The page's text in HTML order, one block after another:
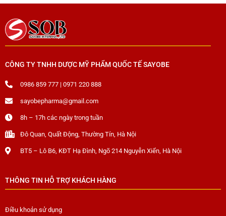
CÔNG TY TNHH DƯỢC MỸ PHẨM QUỐC TẾ SAYOBE
0986 859 777 | 0971 220 888
sayobepharma@gmail.com
8h – 17h các ngày trong tuần
Đô Quan, Quất Động, Thường Tín, Hà Nội
BT5 – Lô B6, KĐT Hạ Đình, Ngõ 214 Nguyễn Xiển, Hà Nội
THÔNG TIN HỖ TRỢ KHÁCH HÀNG
Điều khoản sử dụng